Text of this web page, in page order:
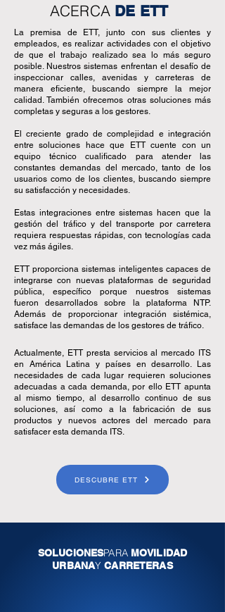
ACERCA DE ETT
La premisa de ETT, junto con sus clientes y
empleados, es realizar actividades con el objetivo
de que el trabajo realizado sea lo más seguro
posible. Nuestros sistemas enfrentan el desafío de
inspeccionar calles, avenidas y carreteras de
manera eficiente, buscando siempre la mejor
calidad. También ofrecemos otras soluciones más
completas y seguras a los gestores.
El creciente grado de complejidad e integración
entre soluciones hace que ETT cuente con un
equipo técnico cualificado para atender las
constantes demandas del mercado, tanto de los
usuarios como de los clientes, buscando siempre
su satisfacción y necesidades.
Estas integraciones entre sistemas hacen que la
gestión del tráfico y del transporte por carretera
requiera respuestas rápidas, con tecnologías cada
vez más ágiles.
ETT proporciona sistemas inteligentes capaces de
integrarse con nuevas plataformas de seguridad
pública, específico porque nuestros sistemas
fueron desarrollados sobre la plataforma NTP.
Además de proporcionar integración sistémica,
satisface las demandas de los gestores de tráfico.
Actualmente, ETT presta servicios al mercado ITS
en América Latina y países en desarrollo. Las
necesidades de cada lugar requieren soluciones
adecuadas a cada demanda, por ello ETT apunta
al mismo tiempo, al desarrollo continuo de sus
soluciones, así como a la fabricación de sus
productos y nuevos actores del mercado para
satisfacer esta demanda ITS.
DESCUBRE ETT
SOLUCIONESPARA MOVILIDAD
URBANAY CARRETERAS